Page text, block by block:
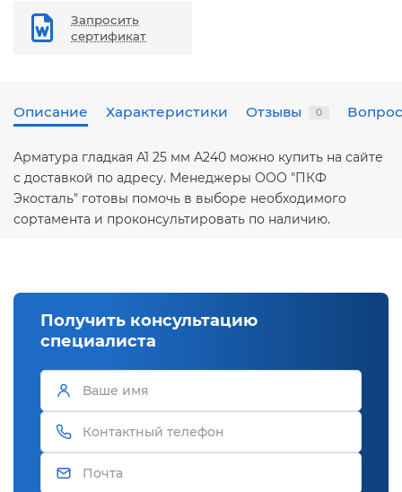
Запросить
сертификат
Описание Характеристики Отзывы 0
Арматура гладкая А1 25 мм А240 можно купить на сайте
с доставкой по адресу. Менеджеры ООО "ПКФ
Экосталь" готовы помочь в выборе необходимого
сортамента и проконсультировать по наличию.
Получить консультацию
специалиста